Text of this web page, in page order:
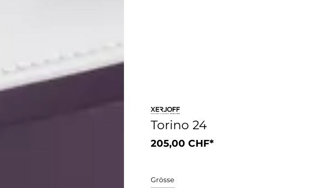
Torino 24
205,00 CHF*
Grösse